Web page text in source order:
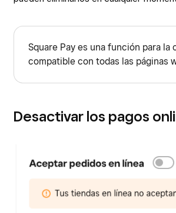
Square Pay es una función para
compatible con todas las páginas
Desactivar los pagos